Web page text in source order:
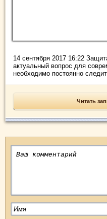
14 сентября 2017 16:22
актуальный вопрос для
необходимо постоянно
Читать